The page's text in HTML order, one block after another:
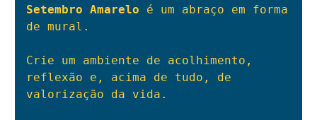
Setembro Amarelo é um abraço em forma
de mural.
Crie um ambiente de acolhimento,
reflexão e, acima de tudo, de
valorização da vida.